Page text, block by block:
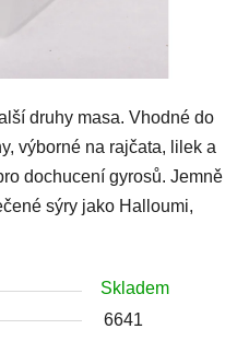
druhy masa. Vhodné do
výborné na rajčata, lilek a
dochucení gyrosů. Jemně
sýry jako Halloumi,
Skladem
6641